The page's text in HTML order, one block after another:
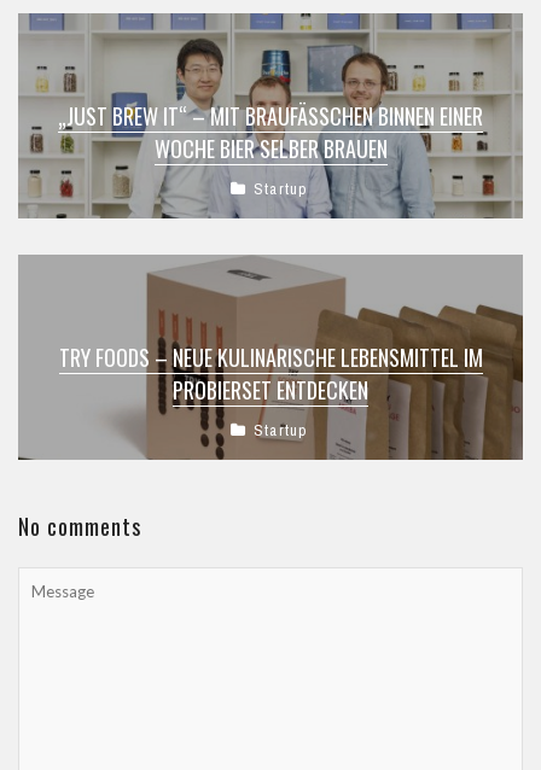
„JUST BREW IT“ – MIT BRAUFÄSSCHEN BINNEN EINER
WOCHE BIER SELBER BRAUEN
Startup
TRY FOODS – NEUE KULINARISCHE LEBENSMITTEL IM
PROBIERSET ENTDECKEN
Startup
No comments